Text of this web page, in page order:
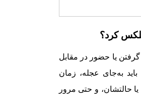
کرد؟
یا حضور در مقابل
به‌جای عجله، زمان
حالتشان، و حتی مرور